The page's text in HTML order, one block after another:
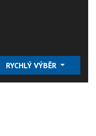
RYCHLÝ VÝBĚR